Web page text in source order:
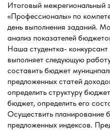
Итоговый межрегиональный
«Профессионалы» по
день выполнения заданий.
анализ показателей
Наша студентка-
выполняет следующую
составить бюджет
предложенных статей
определить структуру
бюджет, определить его
Осуществить планирование
предложенных индексов.